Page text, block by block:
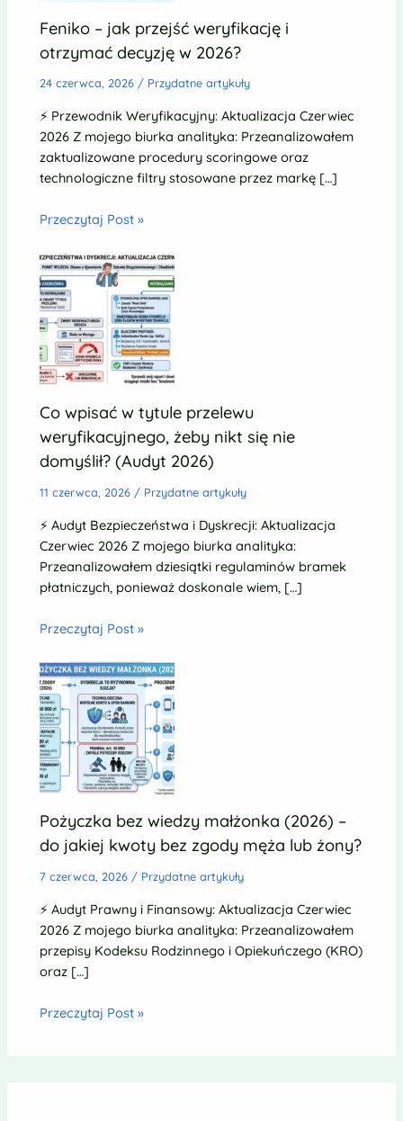
Feniko – jak przejść weryfikację i
otrzymać decyzję w 2026?
24 czerwca, 2026 / Przydatne artykuły
⚡ Przewodnik Weryfikacyjny: Aktualizacja Czerwiec
2026 Z mojego biurka analityka: Przeanalizowałem
zaktualizowane procedury scoringowe oraz
technologiczne filtry stosowane przez markę […]
Przeczytaj Post »
Co wpisać w tytule przelewu
weryfikacyjnego, żeby nikt się nie
domyślił? (Audyt 2026)
11 czerwca, 2026 / Przydatne artykuły
⚡ Audyt Bezpieczeństwa i Dyskrecji: Aktualizacja
Czerwiec 2026 Z mojego biurka analityka:
Przeanalizowałem dziesiątki regulaminów bramek
płatniczych, ponieważ doskonale wiem, […]
Przeczytaj Post »
Pożyczka bez wiedzy małżonka (2026) –
do jakiej kwoty bez zgody męża lub żony?
7 czerwca, 2026 / Przydatne artykuły
⚡ Audyt Prawny i Finansowy: Aktualizacja Czerwiec
2026 Z mojego biurka analityka: Przeanalizowałem
przepisy Kodeksu Rodzinnego i Opiekuńczego (KRO)
oraz […]
Przeczytaj Post »